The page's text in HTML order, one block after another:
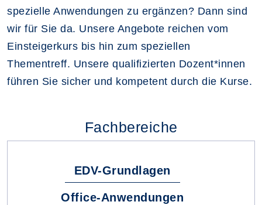
spezielle Anwendungen zu ergänzen? Dann sind
wir für Sie da. Unsere Angebote reichen vom
Einsteigerkurs bis hin zum speziellen
Thementreff. Unsere qualifizierten Dozent*innen
führen Sie sicher und kompetent durch die Kurse.
Fachbereiche
EDV-Grundlagen
Office-Anwendungen